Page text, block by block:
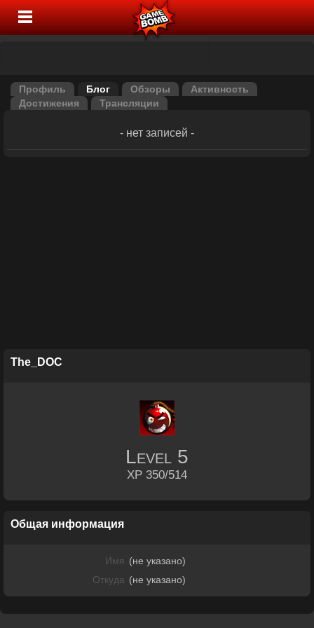
Профиль Блог Обзоры
Активность
Достижения
Трансляции
- нет записей -
The_DOC
Level 5
XP 350/514
Общая информация
Имя (не указано)
Откуда (не указано)